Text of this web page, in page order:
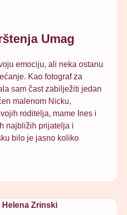
Umag
emociju, ali neka ostanu
Kao fotograf za
sam čast zabilježiti jedan
malenom Nicku,
roditelja, mame Ines i
najbližih prijatelja i
bilo je jasno koliko